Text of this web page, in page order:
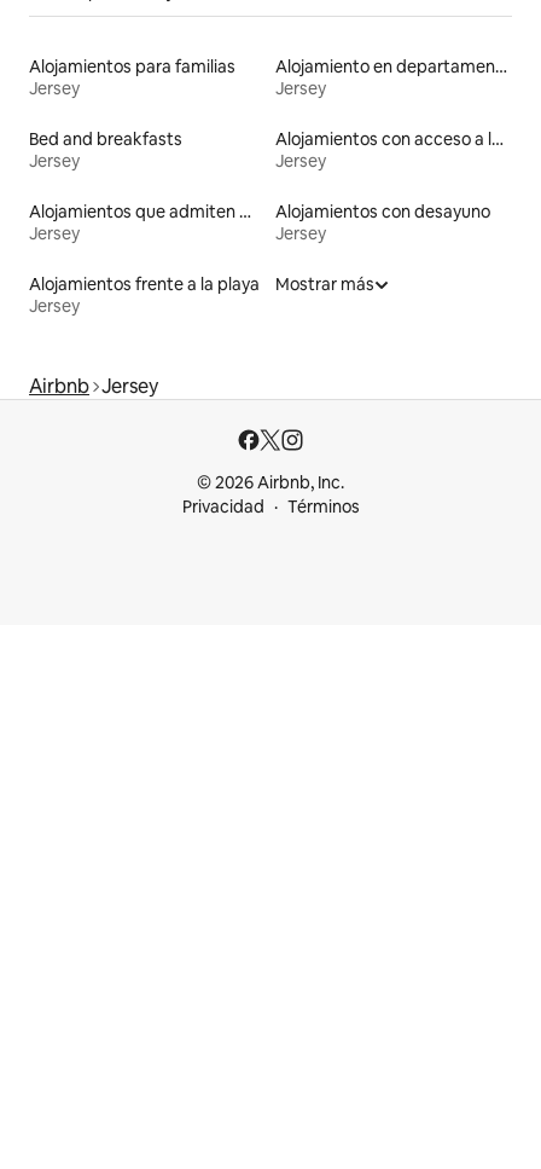
Alojamientos para familias
Jersey
Alojamiento en departamentos
Jersey
Bed and breakfasts
Jersey
Alojamientos con acceso a la playa
Jersey
Alojamientos que admiten mascotas
Jersey
Alojamientos con desayuno
Jersey
Alojamientos frente a la playa
Jersey
Mostrar más
Airbnb Jersey
© 2026 Airbnb, Inc.
Privacidad
Términos